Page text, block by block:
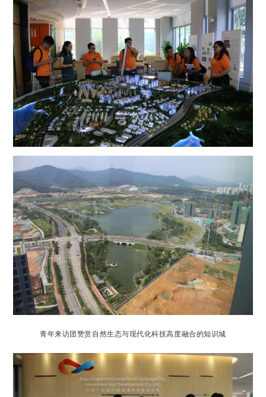
青年来访团赞赏自然生态与现代化科技高度融合的知识城